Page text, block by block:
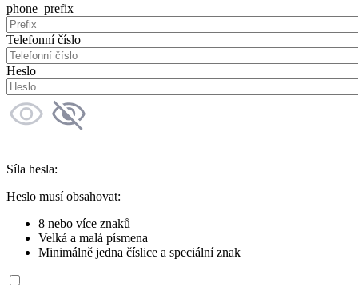
phone_prefix
Telefonní číslo
Heslo
Síla hesla:
Heslo musí obsahovat:
8 nebo více znaků
Velká a malá písmena
Minimálně jedna číslice a speciální znak